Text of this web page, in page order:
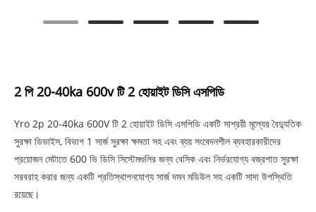
2 পি 20-40ka 600v টি 2 হোয়াইট ডিসি এসপিডি
Yro 2p 20-40ka 600V টি 2 হোয়াইট ডিসি এসপিডি একটি সাশ্রয়ী মূল্যের বৈদ্যুতিক
সুরক্ষা ডিভাইস, বিভাগ 1 সার্জ সুরক্ষা ক্ষমতা সহ এবং ব্যয় সংবেদনশীল ব্যবহারকারীদের
প্রয়োজন মেটাতে 600 ভি ডিসি সিস্টেমগুলির জন্য বেসিক এবং নির্ভরযোগ্য বজ্রপাত সুরক্ষা
সরবরাহ করার জন্য একটি প্রতিস্থাপনযোগ্য সার্জ দমন মডিউল সহ একটি সাদা উপস্থিতি
রয়েছে।